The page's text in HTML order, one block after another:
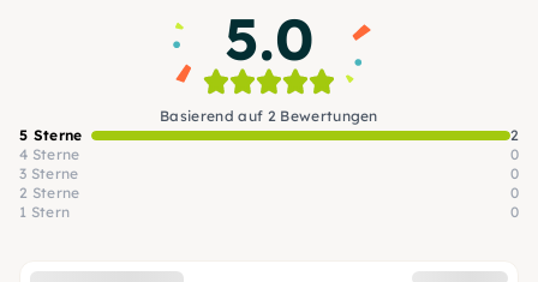
5.0
Basierend auf 2 Bewertungen
5 Sterne
2
4 Sterne
0
3 Sterne
0
2 Sterne
0
1 Stern
0